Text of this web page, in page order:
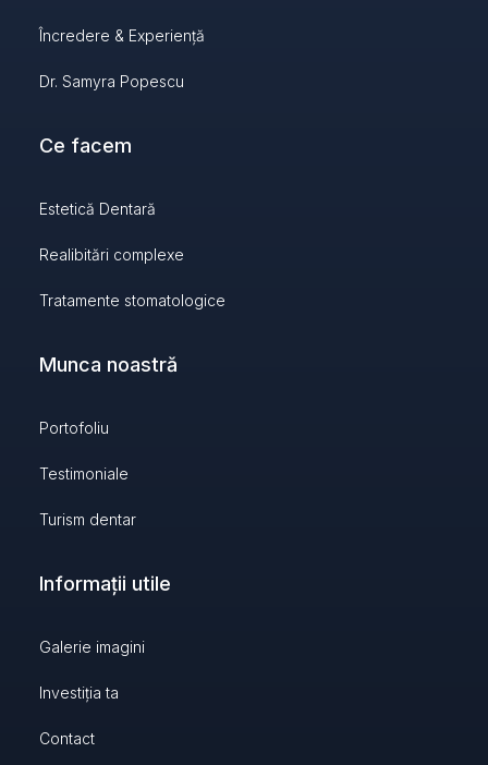
Încredere & Experiență
Dr. Samyra Popescu
Ce facem
Estetică Dentară
Realibitări complexe
Tratamente stomatologice
Munca noastră
Portofoliu
Testimoniale
Turism dentar
Informații utile
Galerie imagini
Investiția ta
Contact